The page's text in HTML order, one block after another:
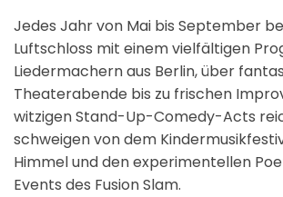
Jedes Jahr von Mai bis September
Luftschloss mit einem vielfältigen
Liedermachern aus Berlin, über
Theaterabende bis zu frischen
witzigen Stand-Up-Comedy-Acts
schweigen von dem
Himmel und den experimentellen
Events des Fusion Slam.